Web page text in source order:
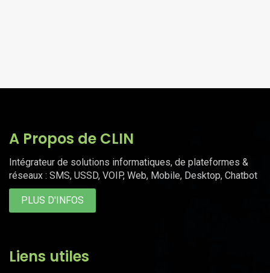
A Propos de CLIN
Intégrateur de solutions informatiques, de plateformes &
réseaux : SMS, USSD, VOIP, Web, Mobile, Desktop, Chatbot
PLUS D'INFOS
Liens utiles